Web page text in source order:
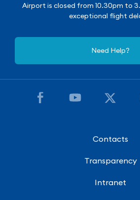
Airport is closed from 10.30pm to
exceptional flight
Need Help?
Contacts
Transparency
Intranet